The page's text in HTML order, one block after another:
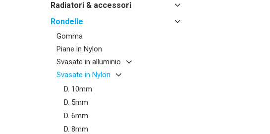
Radiatori & accessori
Rondelle
Gomma
Piane in Nylon
Svasate in alluminio
Svasate in Nylon
D. 10mm
D. 5mm
D. 6mm
D. 8mm